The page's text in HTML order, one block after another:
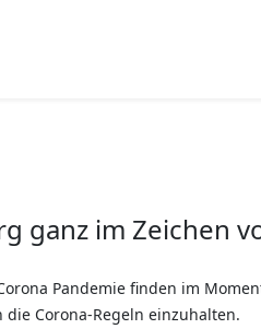
ganz im Zeichen
Pandemie finden im
die Corona-Regeln einzuhalten.